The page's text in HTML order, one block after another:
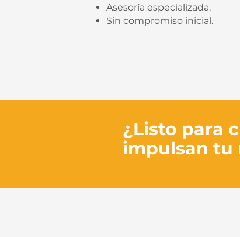
Asesoría especializada.
Sin compromiso inicial.
¿Listo para
impulsan tu